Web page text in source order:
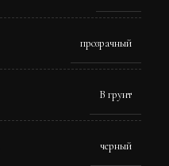
прозрачный
В грунт
черный